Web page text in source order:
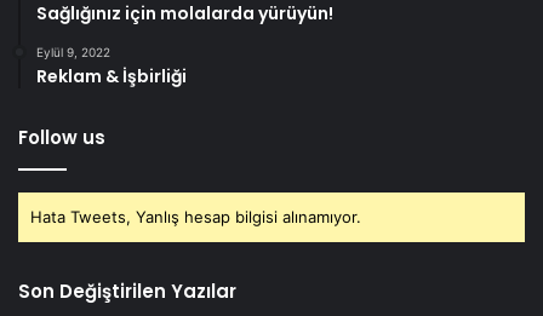
Sağlığınız için molalarda yürüyün!
Eylül 9, 2022
Reklam & İşbirliği
Follow us
Hata Tweets, Yanlış hesap bilgisi alınamıyor.
Son Değiştirilen Yazılar